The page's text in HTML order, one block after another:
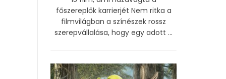
főszereplők karrierjét Nem ritka a
filmvilágban a színészek rossz
szerepvállalása, hogy egy adott ...